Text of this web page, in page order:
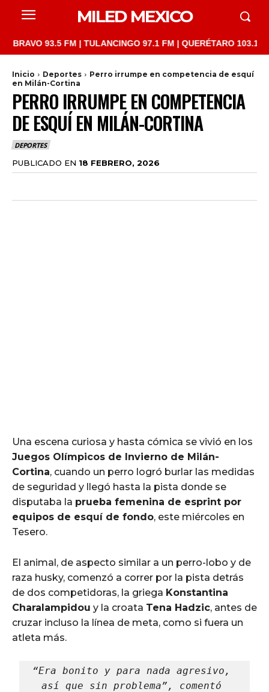
MILED MEXICO
93.5 FM | TULANCINGO 97.1 FM | QUERÉTARO 103.1 FM |
Inicio Deportes
Perro irrumpe en competencia de esquí
en Milán-Cortina
PERRO IRRUMPE EN COMPETENCIA
DE ESQUÍ EN MILÁN-CORTINA
DEPORTES
PUBLICADO EN 18 FEBRERO, 2026
Una escena curiosa y hasta cómica se vivió en los
Juegos Olímpicos de Invierno de Milán-
Cortina, cuando un perro logró burlar las medidas
de seguridad y llegó hasta la pista donde se
disputaba la prueba femenina de esprint por
equipos de esquí de fondo, este miércoles en
Tesero.
El animal, de aspecto similar a un perro-lobo y de
raza husky, comenzó a correr por la pista detrás
de dos competidoras, la griega Konstantina
Charalampidou y la croata Tena Hadzic, antes de
cruzar incluso la línea de meta, como si fuera un
atleta más.
“Era bonito y para nada agresivo,
así que sin problema”, comentó